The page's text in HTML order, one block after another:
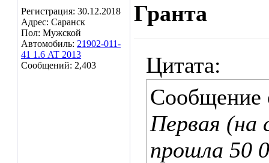
Регистрация: 30.12.2018
Адрес: Саранск
Пол: Мужской
Автомобиль: 21902-011-
41 1.6 AT 2013
Сообщений: 2,403
Гранта
Цитата:
Сообщение
Первая (на
прошла 50